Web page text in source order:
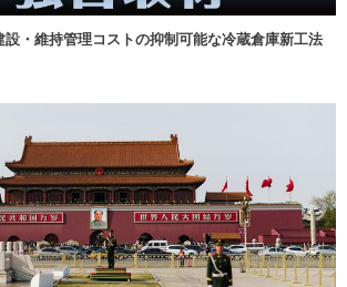
設・維持管理コストの抑制可能な冷蔵倉庫新工法